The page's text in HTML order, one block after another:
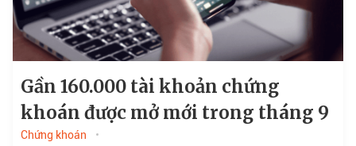
Gần 160.000 tài khoản chứng
khoán được mở mới trong tháng 9
Chứng khoán